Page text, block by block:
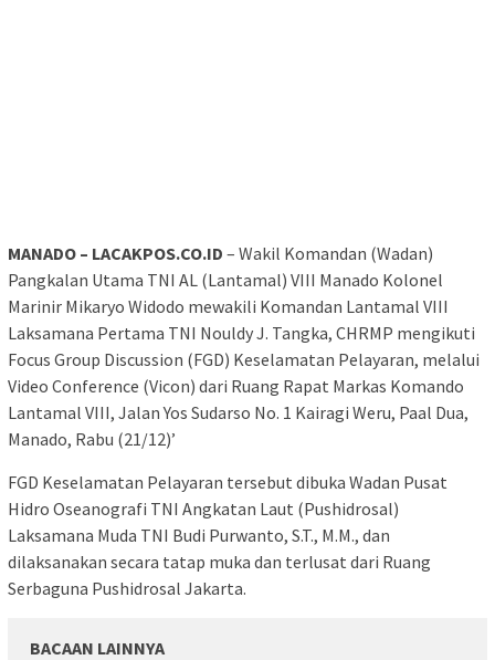
MANADO – LACAKPOS.CO.ID – Wakil Komandan (Wadan)
Pangkalan Utama TNI AL (Lantamal) VIII Manado Kolonel
Marinir Mikaryo Widodo mewakili Komandan Lantamal VIII
Laksamana Pertama TNI Nouldy J. Tangka, CHRMP mengikuti
Focus Group Discussion (FGD) Keselamatan Pelayaran, melalui
Video Conference (Vicon) dari Ruang Rapat Markas Komando
Lantamal VIII, Jalan Yos Sudarso No. 1 Kairagi Weru, Paal Dua,
Manado, Rabu (21/12)’
FGD Keselamatan Pelayaran tersebut dibuka Wadan Pusat
Hidro Oseanografi TNI Angkatan Laut (Pushidrosal)
Laksamana Muda TNI Budi Purwanto, S.T., M.M., dan
dilaksanakan secara tatap muka dan terlusat dari Ruang
Serbaguna Pushidrosal Jakarta.
BACAAN LAINNYA